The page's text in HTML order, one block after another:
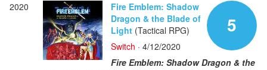
2020
5
Fire Emblem: Shadow
Dragon & the Blade of
Light (Tactical RPG)
Switch · 4/12/2020
Fire Emblem: Shadow Dragon & the